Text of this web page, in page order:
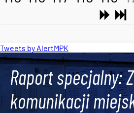
Tweets by AlertMPK
Raport specjalny:
komunikacji